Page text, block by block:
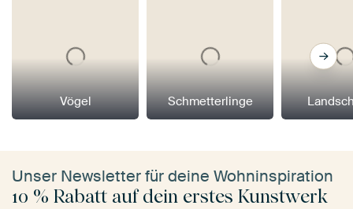
Vögel Schmetterlinge
Unser Newsletter für deine Wohninspiration
10 % Rabatt auf dein erstes Kunstwerk